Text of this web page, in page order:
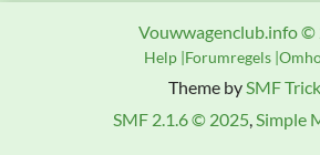
Theme bySMF
SMF 2.1.6 © 2025,Simple
Vouwwagenclub.info ©
Help Forumregels